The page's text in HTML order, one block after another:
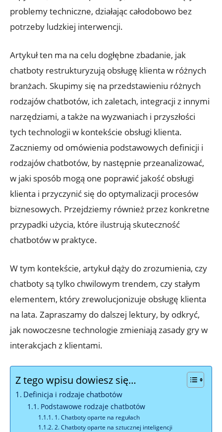
problemy techniczne, działając całodobowo bez
potrzeby ludzkiej interwencji.
Artykuł ten ma na celu dogłębne zbadanie, jak
chatboty restrukturyzują obsługę klienta w różnych
branżach. Skupimy się na przedstawieniu różnych
rodzajów chatbotów, ich zaletach, integracji z innymi
narzędziami, a także na wyzwaniach i przyszłości
tych technologii w kontekście obsługi klienta.
Zaczniemy od omówienia podstawowych definicji i
rodzajów chatbotów, by następnie przeanalizować,
w jaki sposób mogą one poprawić jakość obsługi
klienta i przyczynić się do optymalizacji procesów
biznesowych. Przejdziemy również przez konkretne
przypadki użycia, które ilustrują skuteczność
chatbotów w praktyce.
W tym kontekście, artykuł dąży do zrozumienia, czy
chatboty są tylko chwilowym trendem, czy stałym
elementem, który zrewolucjonizuje obsługę klienta
na lata. Zapraszamy do dalszej lektury, by odkryć,
jak nowoczesne technologie zmieniają zasady gry w
interakcjach z klientami.
Z tego wpisu dowiesz się…
Definicja i rodzaje chatbotów
Podstawowe rodzaje chatbotów
1. Chatboty oparte na regułach
2. Chatboty oparte na sztucznej inteligencji